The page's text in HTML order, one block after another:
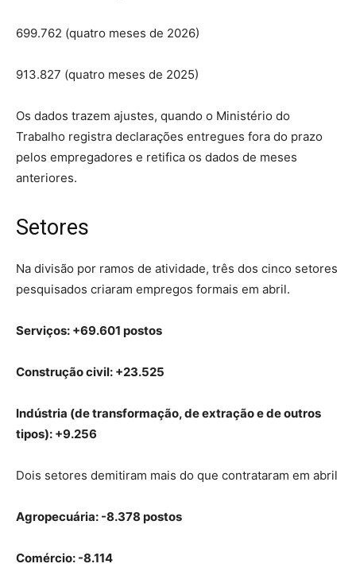
699.762 (quatro meses de 2026)
913.827 (quatro meses de 2025)
Os dados trazem ajustes, quando o Ministério do
Trabalho registra declarações entregues fora do prazo
pelos empregadores e retifica os dados de meses
anteriores.
Setores
Na divisão por ramos de atividade, três dos cinco setores
pesquisados criaram empregos formais em abril.
Serviços: +69.601 postos
Construção civil: +23.525
Indústria (de transformação, de extração e de outros
tipos): +9.256
Dois setores demitiram mais do que contrataram em abril
Agropecuária: -8.378 postos
Comércio: -8.114